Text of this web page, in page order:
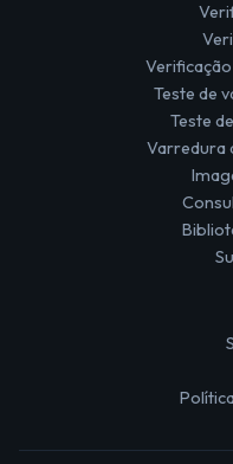
Teste de
Teste
Varredura